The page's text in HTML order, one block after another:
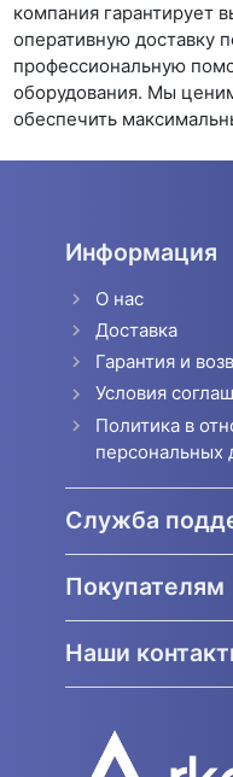
компания гарантирует
оперативную доставку
профессиональную
оборудования. Мы
обеспечить
Информация
О нас
Доставка
Гарантия и
Условия
Политика в
персональных
Служба
Покупателям
Наши